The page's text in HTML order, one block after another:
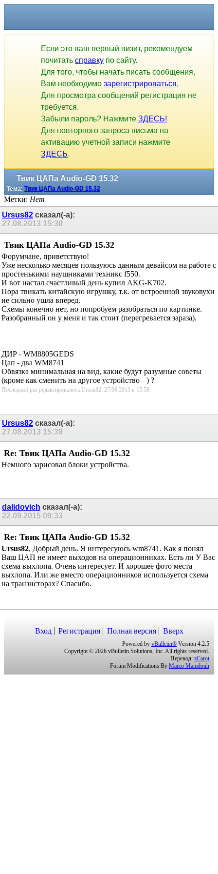
Если это ваш первый визит, рекомендуем
почитать справку по сайту.
Для того, чтобы начать писать сообщения,
Вам необходимо зарегистрироваться.
Для просмотра сообщений регистрация не
требуется.
Забыли пароль? Нажмите ЗДЕСЬ!
Для повторного запроса письма на
активацию учетной записи нажмите
ЗДЕСЬ.
Твик ЦАПа Audio-GD 15.32
Тема: Твик ЦАПа Audio-GD 15.32
Метки: Нет
Ursus82 сказал(-а):
27.08.2013 15:30
Твик ЦАПа Audio-GD 15.32
Форумчане, приветствую!
Уже несколько месяцев пользуюсь данным девайсом на работе с
простенькими наушниками техникс f550.
И вот настал счастливый день купил AKG-K702.
Пора твикать китайскую игрушку, т.к. от встроенной звуковухи
не сильно ушла вперед.
Схемы конечно нет, но попробуем разобраться по картинке.
Разобранный он у меня и так стоит (перегревается зараза).
ДИР - WM8805GEDS
Цап - два WM8741
Обвязка минимальная на вид, какие будут разумные советы
(кроме как сменить на другое устройство
) ?
Последний раз редактировалось Ursus82; 27.08.2013 в 15:58.
Ursus82 сказал(-а):
27.08.2013 15:39
Re: Твик ЦАПа Audio-GD 15.32
Немного зарисовал блоки устройства.
dalidovich сказал(-а):
22.09.2015 09:33
Re: Твик ЦАПа Audio-GD 15.32
Ursus82, Добрый день. Я интересуюсь wm8741. Как я понял
Ваш ЦАП не имеет выходов на операционниках. Есть ли У Вас
схема выхлопа. Очень интересует. И хорошее фото места
выхлопа. Или же вместо операционников используется схема
на транзисторах? Спасибо.
Вход Регистрация Полная версия Вверх
Powered by vBulletin® Version 4.2.5
Copyright © 2026 vBulletin Solutions, Inc. All rights reserved.
Перевод: zCarot
Forum Modifications By Marco Mamdouh